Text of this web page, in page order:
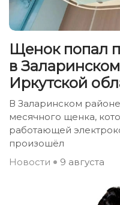
Щенок попал
в
Иркутской
В Заларинском
месячного щенка,
работающей
произошёл
Новости
9 августа